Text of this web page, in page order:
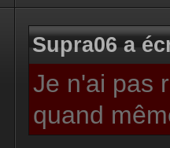
Supra06 a
Je n'ai pas
quand